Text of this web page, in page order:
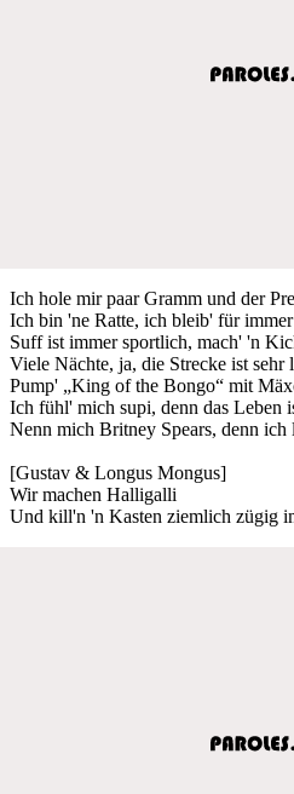
Ich hole mir paar Gramm und der
Ich bin 'ne Ratte, ich bleib' für
Suff ist immer sportlich, mach' 'n
Viele Nächte, ja, die Strecke ist sehr
Pump' „King of the Bongo“ mit
Ich fühl' mich supi, denn das Leben
Nenn mich Britney Spears, denn
[Gustav & Longus Mongus]
Wir machen Halligalli
Und kill'n 'n Kasten ziemlich zügig